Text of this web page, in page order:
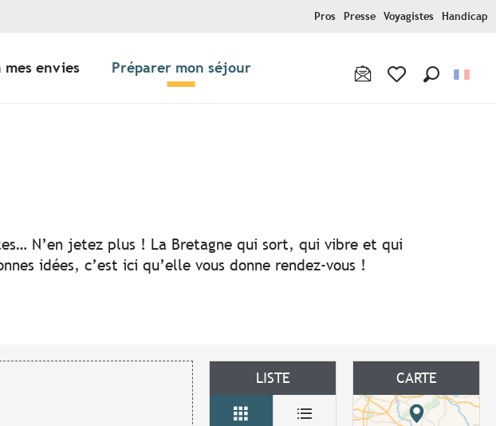
Pros Presse Voyagistes Handicap
mes envies Préparer mon séjour
N’en jetez plus ! La Bretagne qui sort, qui vibre et qui
idées, c’est ici qu’elle vous donne rendez-vous !
LISTE CARTE